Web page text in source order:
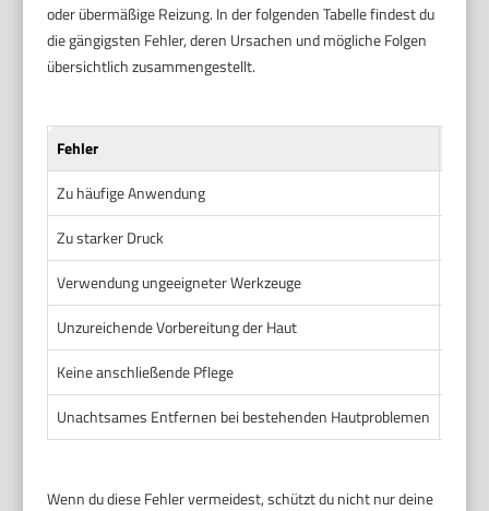
oder übermäßige Reizung. In der folgenden Tabelle findest du
die gängigsten Fehler, deren Ursachen und mögliche Folgen
übersichtlich zusammengestellt.
Fehler
Zu häufige Anwendung
Zu starker Druck
Verwendung ungeeigneter Werkzeuge
Unzureichende Vorbereitung der Haut
Keine anschließende Pflege
Unachtsames Entfernen bei bestehenden Hautproblemen
Wenn du diese Fehler vermeidest, schützt du nicht nur deine